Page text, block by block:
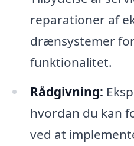
reparationer af
drænsystemer
funktionalitet.
Rådgivning:
hvordan du kan
ved at